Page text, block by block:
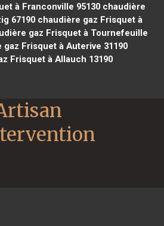
à Franconville 95130 chaudière
67190chaudière gaz Frisquet à
gaz Frisquet à Tournefeuille
gaz Frisquet à Auterive 31190
Frisquet à Allauch 13190